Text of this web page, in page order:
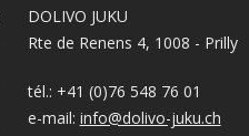
DOLIVO JUKU
Rte de Renens 4, 1008 - Prilly
tél.: +41 (0)76 548 76 01
e-mail: info@dolivo-juku.ch